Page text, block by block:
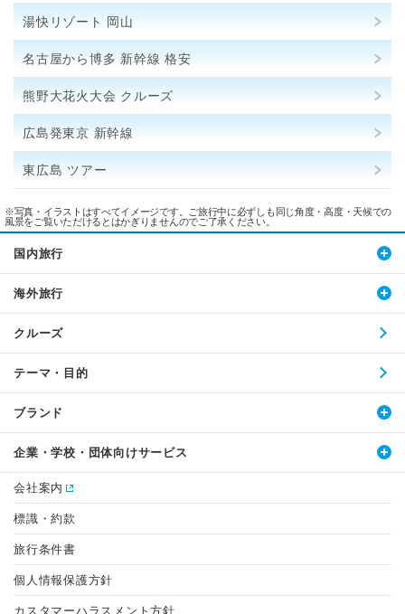
湯快リゾート 岡山
名古屋から博多 新幹線 格安
熊野大花火大会 クルーズ
広島発東京 新幹線
東広島 ツアー
※写真・イラストはすべてイメージです。ご旅行中に必ずしも同じ角度・高度・天候での
風景をご覧いただけるとはかぎりませんのでご了承ください。
国内旅行
海外旅行
クルーズ
テーマ・目的
ブランド
企業・学校・団体向けサービス
会社案内
標識・約款
旅行条件書
個人情報保護方針
カスタマーハラスメント方針